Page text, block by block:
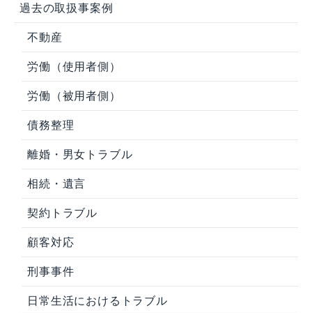
過去の取扱事案例
不動産
労働（使用者側）
労働（被用者側）
債務整理
離婚・男女トラブル
相続・遺言
契約トラブル
顧客対応
刑事事件
日常生活におけるトラブル